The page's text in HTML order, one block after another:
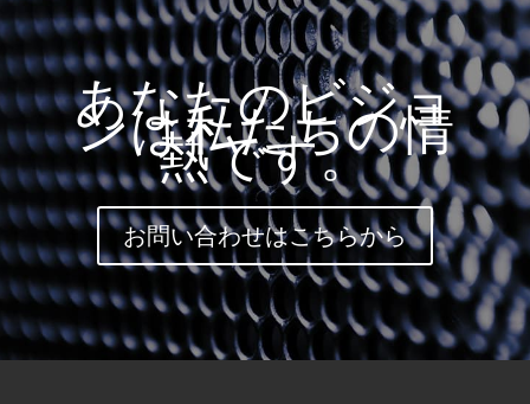
あなたのビジョ
ンは私たちの情
熱です。
お問い合わせはこちらから